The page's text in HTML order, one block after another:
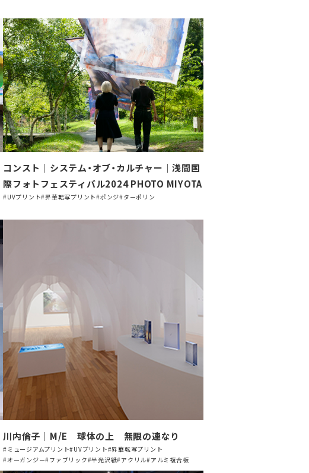
コンスト｜システム・オブ・カルチャー｜浅間国
際フォトフェスティバル2024 PHOTO MIYOTA
#UVプリント#昇華転写プリント#ポンジ#ターポリン
川内倫子｜M/E 球体の上 無限の連なり
#ミュージアムプリント#UVプリント#昇華転写プリント
#オーガンジー#ファブリック#半光沢紙#アクリル#アルミ複合板